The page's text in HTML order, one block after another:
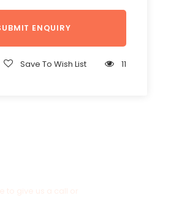
Save To Wish List 11